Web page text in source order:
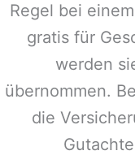
Regel bei
gratis für
werden
übernommen.
die